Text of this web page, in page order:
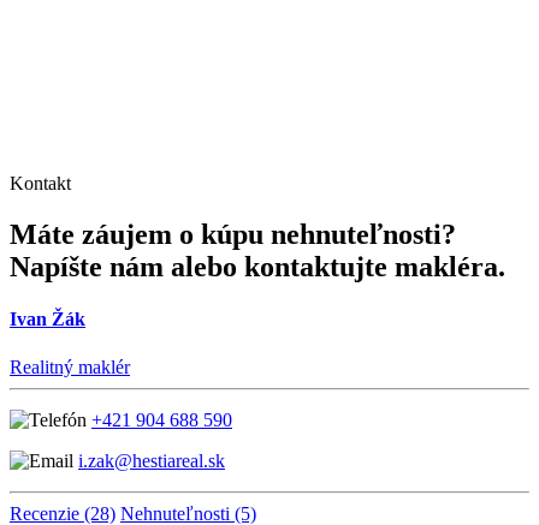
Kontakt
Máte záujem o kúpu nehnuteľnosti?
Napíšte nám alebo kontaktujte makléra.
Ivan Žák
Realitný maklér
+421 904 688 590
i.zak@hestiareal.sk
Recenzie (28) Nehnuteľnosti (5)